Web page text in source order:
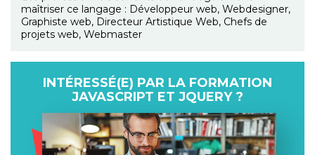
maîtriser ce langage : Développeur web, Webdesigner,
Graphiste web, Directeur Artistique Web, Chefs de
projets web, Webmaster
INTÉRESSÉ(E) PAR LA FORMATION
JAVASCRIPT ET JQUERY ?